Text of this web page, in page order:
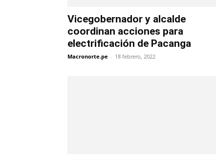
Vicegobernador y alcalde
coordinan acciones para
electrificación de Pacanga
Macronorte.pe - 18 febrero, 2022